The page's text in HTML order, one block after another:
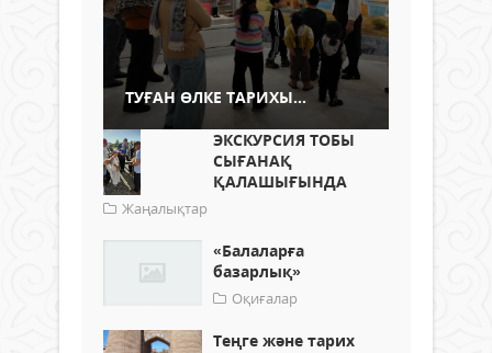
ТУҒАН ӨЛКЕ ТАРИХЫ...
ЭКСКУРСИЯ ТОБЫ
СЫҒАНАҚ
ҚАЛАШЫҒЫНДА
Жаңалықтар
«Балаларға
базарлық»
Оқиғалар
Теңге және тарих